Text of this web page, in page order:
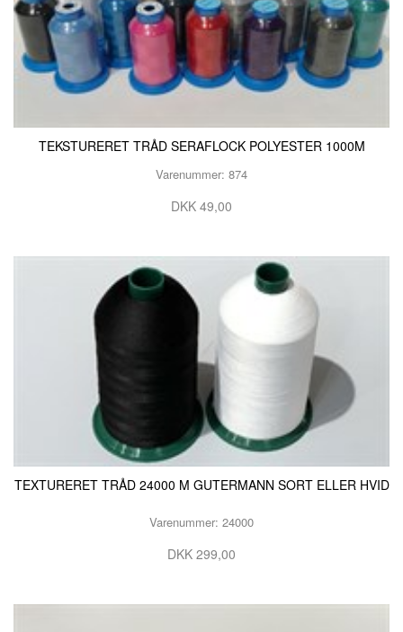
TEKSTURERET TRÅD SERAFLOCK POLYESTER 1000M
Varenummer: 874
DKK 49,00
TEXTURERET TRÅD 24000 M GUTERMANN SORT ELLER HVID
Varenummer: 24000
DKK 299,00